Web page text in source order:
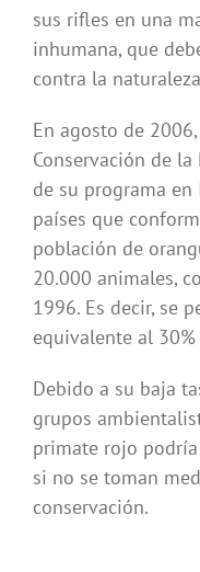
sus rifles en una
inhumana, que
contra la
En agosto de
Conservación de la
de su programa
países que
población de
20.000 animales,
1996. Es decir, se
equivalente al
Debido a su baja
grupos
primate rojo
si no se toman
conservación.